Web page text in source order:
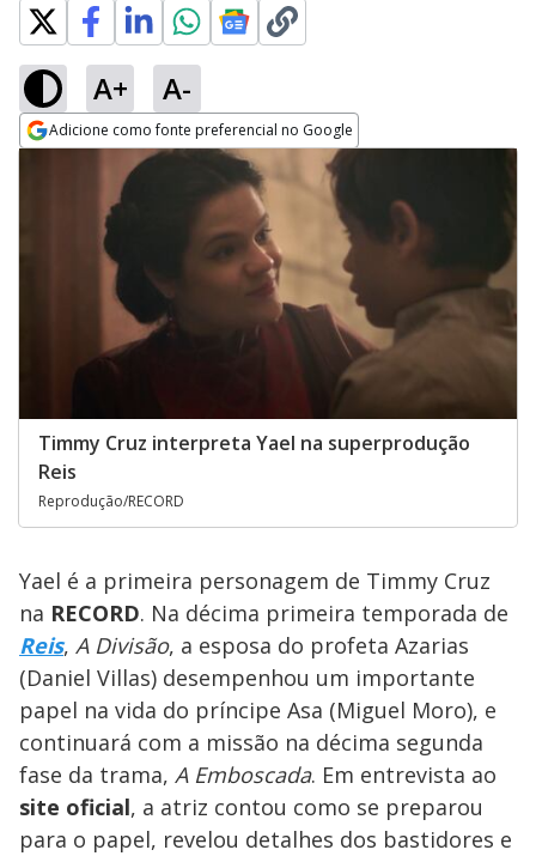
A+ A-
Adicione como fonte preferencial no Google
Opens in new window
Timmy Cruz interpreta Yael na superprodução
Reis
Reprodução/RECORD
Yael é a primeira personagem de Timmy Cruz
na RECORD. Na décima primeira temporada de
Reis, A Divisão, a esposa do profeta Azarias
(Daniel Villas) desempenhou um importante
papel na vida do príncipe Asa (Miguel Moro), e
continuará com a missão na décima segunda
fase da trama, A Emboscada. Em entrevista ao
site oficial, a atriz contou como se preparou
para o papel, revelou detalhes dos bastidores e